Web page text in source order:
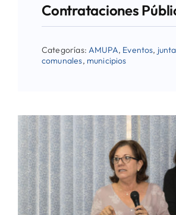
Contrataciones
Categorías:AMUPA, Eventos,
comunales, municipios